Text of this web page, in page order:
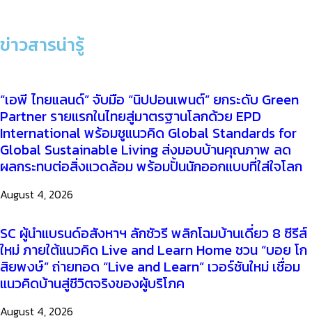
ข่าวสารน่ารู้
“เอพี ไทยแลนด์” จับมือ “นิปปอนเพนต์” ยกระดับ Green
Partner รายแรกในไทยสู่มาตรฐานโลกด้วย EPD
International พร้อมชูแนวคิด Global Standards for
Global Sustainable Living ส่งมอบบ้านคุณภาพ ลด
ผลกระทบต่อสิ่งแวดล้อม พร้อมปั้นนักออกแบบที่ใส่ใจโลก
August 4, 2026
SC ผู้นำแบรนด์อสังหาฯ ลักชัวรี พลิกโฉมบ้านเดี่ยว 8 ซีรีส์
ใหม่ ภายใต้แนวคิด Live and Learn Home ชวน “บอย โก
สิยพงษ์” ถ่ายทอด “Live and Learn” เวอร์ชันใหม่ เชื่อม
แนวคิดบ้านสู่ชีวิตจริงของผู้บริโภค
August 4, 2026